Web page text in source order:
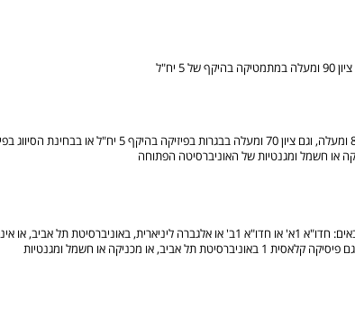
תואר בוגר במוסד אקדמי מוכר על ידי המל"ג בממוצע 85 ומעלה, וגם ציון 70 ומעלה בבגרות בפיזיקה בהיקף 5
אינפי 2 או אלגברה ליניארית 1 באוניברסיטה הפתוחה; וגם פיסיקה קלאסית 1 באוניברסיטת תל אביב, או מכניקה או חשמל ומגנטיות